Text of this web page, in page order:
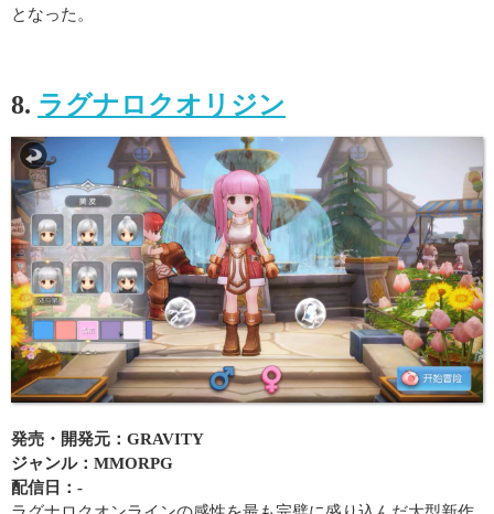
となった。
8. ラグナロクオリジン
発売・開発元：GRAVITY
ジャンル：MMORPG
配信日：-